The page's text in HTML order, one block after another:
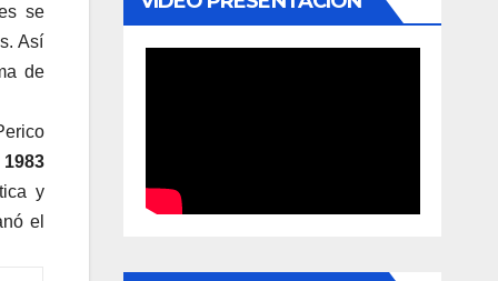
se
Así
de
y
el